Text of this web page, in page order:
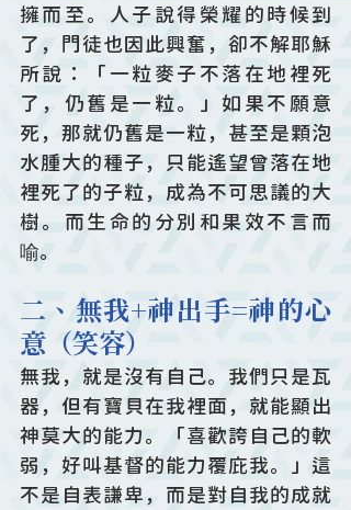
擁而至。人子說得榮耀的時候到
了，門徒也因此興奮，卻不解耶穌
所說：「一粒麥子不落在地裡死
了，仍舊是一粒。」如果不願意
死，那就仍舊是一粒，甚至是顆泡
水腫大的種子，只能遙望曾落在地
裡死了的子粒，成為不可思議的大
樹。而生命的分別和果效不言而
喻。
二、無我+神出手=神的心
意（笑容）
無我，就是沒有自己。我們只是瓦
器，但有寶貝在我裡面，就能顯出
神莫大的能力。「喜歡誇自己的軟
弱，好叫基督的能力覆庇我。」這
不是自表謙卑，而是對自我的成就